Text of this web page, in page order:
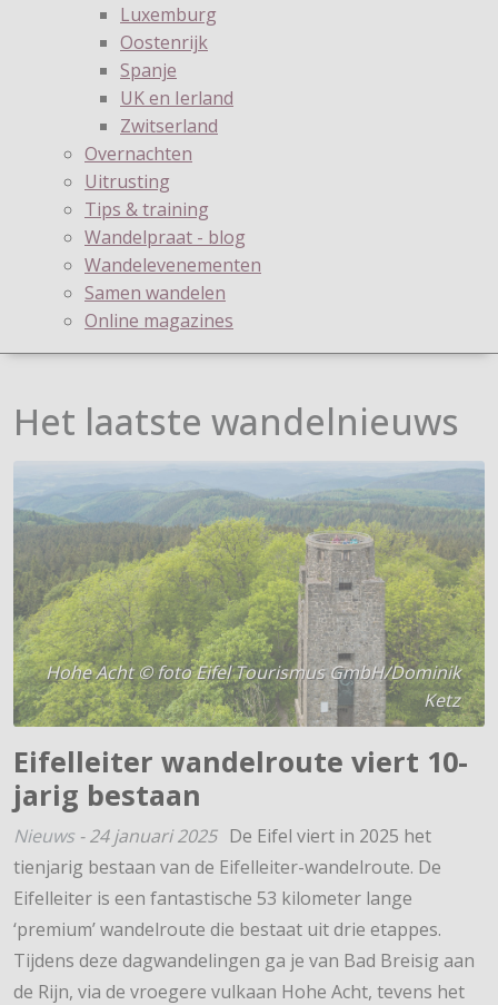
Luxemburg
Oostenrijk
Spanje
UK en Ierland
Zwitserland
Overnachten
Uitrusting
Tips & training
Wandelpraat - blog
Wandelevenementen
Samen wandelen
Online magazines
Het laatste wandelnieuws
Hohe Acht © foto Eifel Tourismus GmbH/Dominik
Ketz
Eifelleiter wandelroute viert 10-
jarig bestaan
Nieuws -24 januari 2025 De Eifel viert in 2025 het
tienjarig bestaan van de Eifelleiter-wandelroute. De
Eifelleiter is een fantastische 53 kilometer lange
‘premium’ wandelroute die bestaat uit drie etappes.
Tijdens deze dagwandelingen ga je van Bad Breisig aan
de Rijn, via de vroegere vulkaan Hohe Acht, tevens het